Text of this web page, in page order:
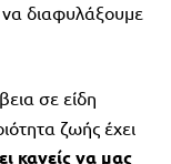
διαφυλάξουμε
σε είδη
ζωής έχει
κανείς να μας